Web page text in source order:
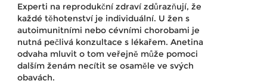
Experti na reprodukční zdraví zdůrazňují, že
každé těhotenství je individuální. U žen s
autoimunitními nebo cévními chorobami je
nutná pečlivá konzultace s lékařem. Anetina
odvaha mluvit o tom veřejně může pomoci
dalším ženám necítit se osaměle ve svých
obavách.